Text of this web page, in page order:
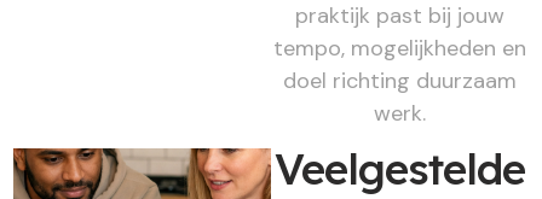
praktijk past bij jouw
tempo, mogelijkheden en
doel richting duurzaam
werk.
Veelgestelde